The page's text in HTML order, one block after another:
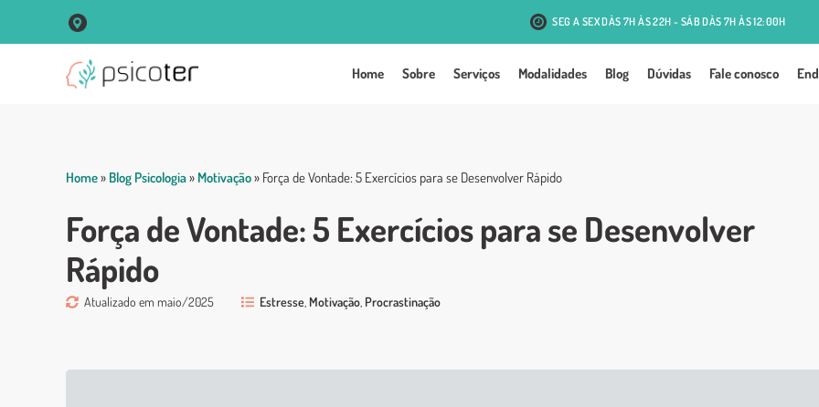
R. Vigário José Inácio, 250 Sala 102 Centro - Porto Alegre R. Antônio J. Mesquita, 131 - Passo d'Areia - Porto Alegre
SEG A SEX DÀS 7H ÀS 22H - SÁB DÀS 7H ÀS 12:00H
Home Sobre Serviços Modalidades Blog Dúvidas Fale conosco
Home» Blog Psicologia» Motivação» Força de Vontade: 5 Exercícios para se Desenvolver Rápido
Força de Vontade: 5 Exercícios para se Desenvolver
Rápido
Atualizado em maio/2025 Estresse Motivação Procrastinação